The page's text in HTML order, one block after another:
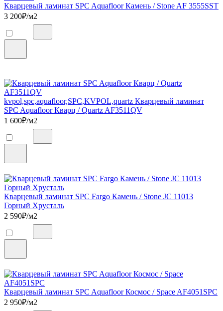
Кварцевый ламинат SPC Aquafloor Камень / Stone AF 3555SST
3 200₽/м2
kvpol,spc,aquafloor,SPC,KVPOL,quartz Кварцевый ламинат
SPC Aquafloor Кварц / Quartz AF3511QV
1 600₽/м2
Кварцевый ламинат SPC Fargo Камень / Stone JC 11013
Горный Хрусталь
2 590₽/м2
Кварцевый ламинат SPC Aquafloor Космос / Space AF4051SPC
2 950₽/м2